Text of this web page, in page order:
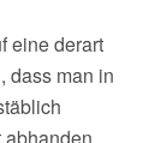
eine derart
dass man in